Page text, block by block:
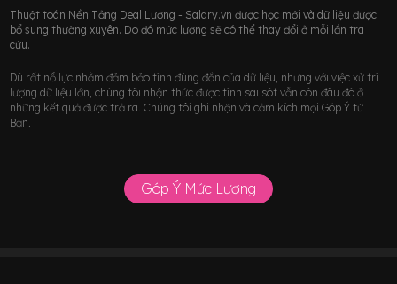
Thuật toán Nền Tảng Deal Lương - Salary.vn được học mới và dữ liệu được
bổ sung thường xuyên. Do đó mức lương sẽ có thể thay đổi ở mỗi lần tra
cứu.
Dù rất nổ lực nhằm đảm bảo tính đúng đắn của dữ liệu, nhưng với việc xử trí
lượng dữ liệu lớn, chúng tôi nhận thức được tính sai sót vẫn còn đâu đó ở
những kết quả được trả ra. Chúng tôi ghi nhận và cảm kích mọi Góp Ý từ
Bạn.
Góp Ý Mức Lương